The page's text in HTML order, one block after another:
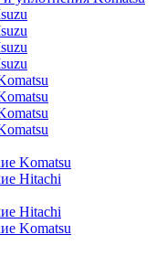
Komatsu
Hitachi
Hitachi
Komatsu